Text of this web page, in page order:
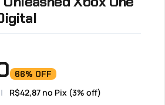
66% OFF
R$42,87 no Pix (3% off)